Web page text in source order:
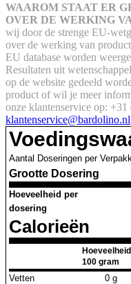
WAAROM STAAT ER
OVER DE WERKING
wij door de strenge EU-
over de werking van
EU database worden
Resultaten uit
op de website gedeeld
product of wil je meer
onze klantenservice op:
klantenservice@bardolino.nl
Aantal Doseringen per
Grootte Dosering
Hoeveelheid per
dosering
Calorieën
100 gram
Vetten 0 g